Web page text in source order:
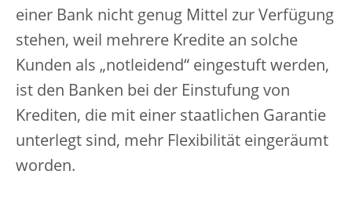
einer Bank nicht genug Mittel zur Verfügung
stehen, weil mehrere Kredite an solche
Kunden als „notleidend“ eingestuft werden,
ist den Banken bei der Einstufung von
Krediten, die mit einer staatlichen Garantie
unterlegt sind, mehr Flexibilität eingeräumt
worden.